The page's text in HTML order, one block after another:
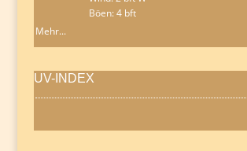
Böen: 4 bft
Mehr...
UV-INDEX